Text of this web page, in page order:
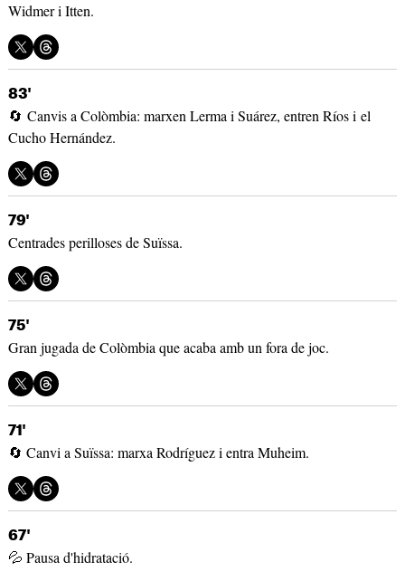
Widmer i Itten.
83'
🔄 Canvis a Colòmbia: marxen Lerma i Suárez, entren Ríos i el
Cucho Hernández.
79'
Centrades perilloses de Suïssa.
75'
Gran jugada de Colòmbia que acaba amb un fora de joc.
71'
🔄 Canvi a Suïssa: marxa Rodríguez i entra Muheim.
67'
💦 Pausa d'hidratació.